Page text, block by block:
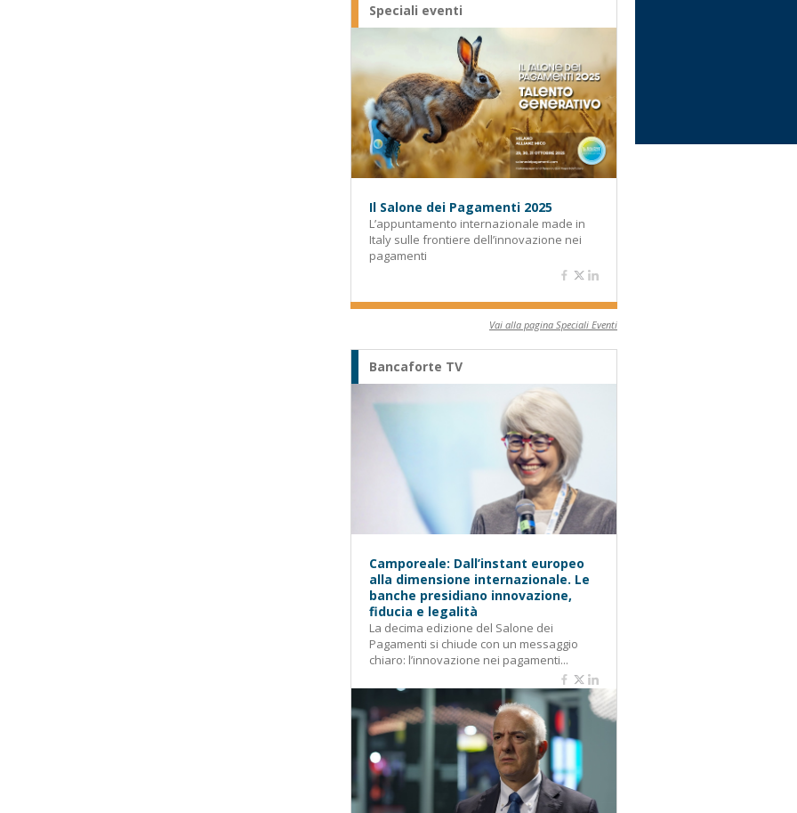
Speciali eventi
Il Salone dei Pagamenti 2025
L’appuntamento internazionale made in
Italy sulle frontiere dell’innovazione nei
pagamenti
Vai alla pagina Speciali Eventi
Bancaforte TV
Camporeale: Dall’instant europeo
alla dimensione internazionale. Le
banche presidiano innovazione,
fiducia e legalità
La decima edizione del Salone dei
Pagamenti si chiude con un messaggio
chiaro: l’innovazione nei pagamenti...